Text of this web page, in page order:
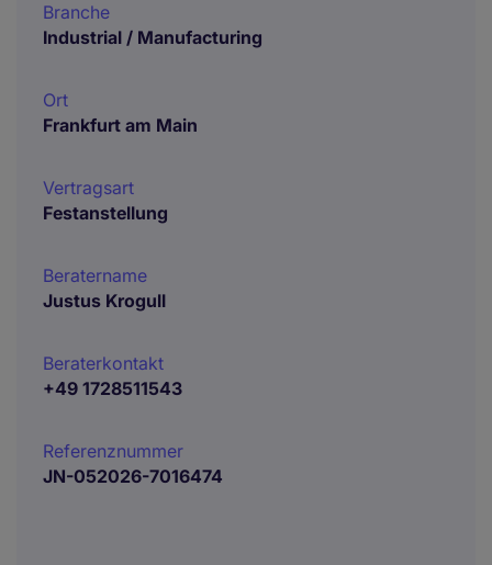
Branche
Industrial / Manufacturing
Ort
Frankfurt am Main
Vertragsart
Festanstellung
Beratername
Justus Krogull
Beraterkontakt
+49 1728511543
Referenznummer
JN-052026-7016474